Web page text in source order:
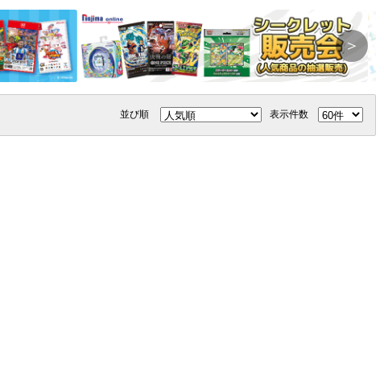
＞
並び順 表示件数